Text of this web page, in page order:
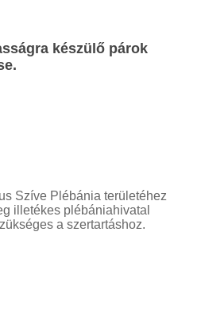
készülő párok
Szíve Plébánia területéhez
illetékes plébániahivatal
a szertartáshoz.